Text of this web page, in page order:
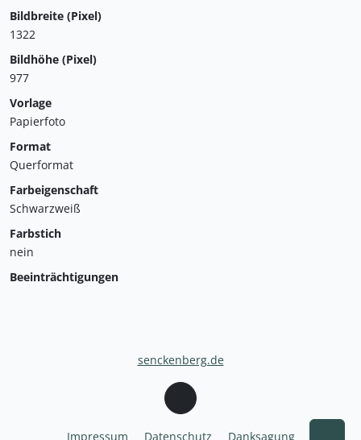
Bildbreite (Pixel)
1322
Bildhöhe (Pixel)
977
Vorlage
Papierfoto
Format
Querformat
Farbeigenschaft
Schwarzweiß
Farbstich
nein
Beeinträchtigungen
senckenberg.de
Impressum Datenschutz Danksagung